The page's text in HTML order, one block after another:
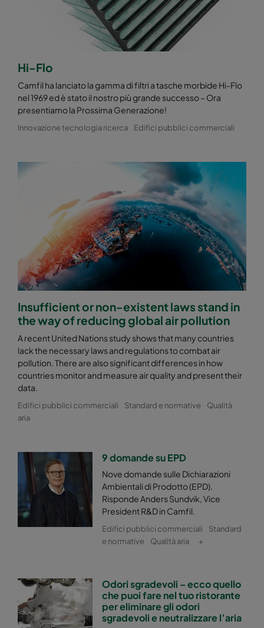
Hi-Flo
Camfil ha lanciato la gamma di filtri a tasche morbide Hi-Flo
nel 1969 ed è stato il nostro più grande successo – Ora
presentiamo la Prossima Generazione!
Innovazione tecnologia ricerca Edifici pubblici commerciali
Insufficient or non-existent laws stand in
the way of reducing global air pollution
A recent United Nations study shows that many countries
lack the necessary laws and regulations to combat air
pollution. There are also significant differences in how
countries monitor and measure air quality and present their
data.
Edifici pubblici commerciali Standard e normative
Qualità
aria
9 domande su EPD
Nove domande sulle Dichiarazioni
Ambientali di Prodotto (EPD).
Risponde Anders Sundvik, Vice
President R&D in Camfil.
Edifici pubblici commerciali
Standard
e normative
Qualità aria +
Odori sgradevoli – ecco quello
che puoi fare nel tuo ristorante
per eliminare gli odori
sgradevoli e neutralizzare l’aria